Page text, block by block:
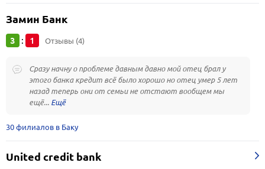
Замин Банк
3 : 1 Отзывы (4)
Сразу начну о проблеме давным давно мой отец брал у
этого банка кредит всё было хорошо но отец умер 5 лет
назад теперь они от семьи не отстают вообщем мы
ещё...
30 филиалов в Баку
United credit bank